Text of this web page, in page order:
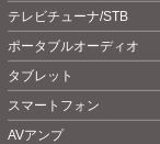
テレビチューナ/STB
ポータブルオーディオ
タブレット
スマートフォン
AVアンプ